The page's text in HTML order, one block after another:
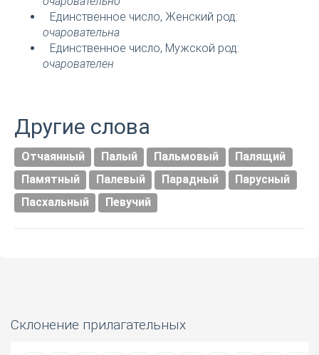
Единственное число, Женский род:
очаровательна
Единственное число, Мужской род:
очарователен
Другие слова
Отчаянный Палый Пальмовый
Палящий
Памятный
Палевый Парадный
Парусный
Пасхальный
Певучий
Склонение прилагательных